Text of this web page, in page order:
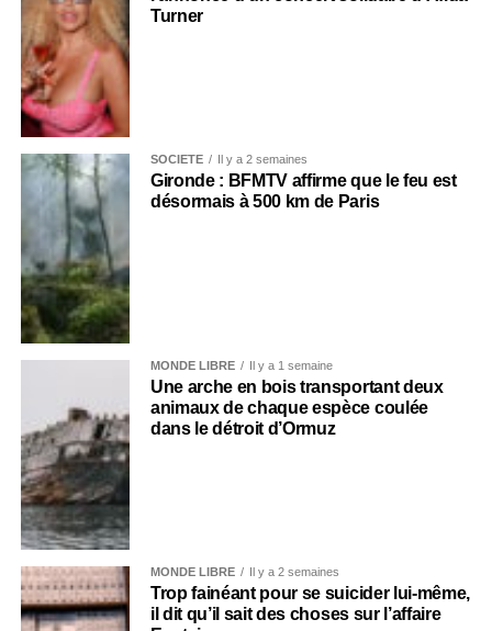
Turner
SOCIÉTÉ Il y a 2 semaines
Gironde : BFMTV affirme que le feu est
désormais à 500 km de Paris
MONDE LIBRE Il y a 1 semaine
Une arche en bois transportant deux
animaux de chaque espèce coulée
dans le détroit d’Ormuz
MONDE LIBRE Il y a 2 semaines
Trop fainéant pour se suicider lui-même,
il dit qu’il sait des choses sur l’affaire